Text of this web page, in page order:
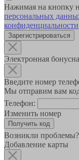
Нажимая на кнопку
персональных
конфиденциальности
Зарегистрироваться
Электронная
Введите номер
Мы отправим вам
Телефон:
Изменить номер
Возникли проблемы?
Добавление карты